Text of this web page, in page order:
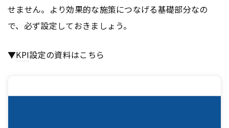
せません。より効果的な施策につなげる基礎部分なの
で、必ず設定しておきましょう。
▼KPI設定の資料はこちら